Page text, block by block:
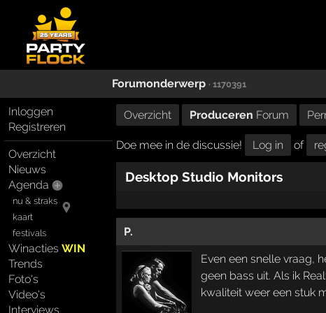
Forumonderwerp · 1170391
Inloggen
Registreren
Overzicht
Nieuws
Agenda
nu & straks
kaart
festivals
WinactiesWIN
Trends
Foto's
Video's
Interviews
Overzicht Produceren Forum
Doe mee in de discussie! Log in of
Desktop Studio Monitors
P.
Even een snelle vraag,
geen bass uit. Als ik
kwaliteit weer een stuk